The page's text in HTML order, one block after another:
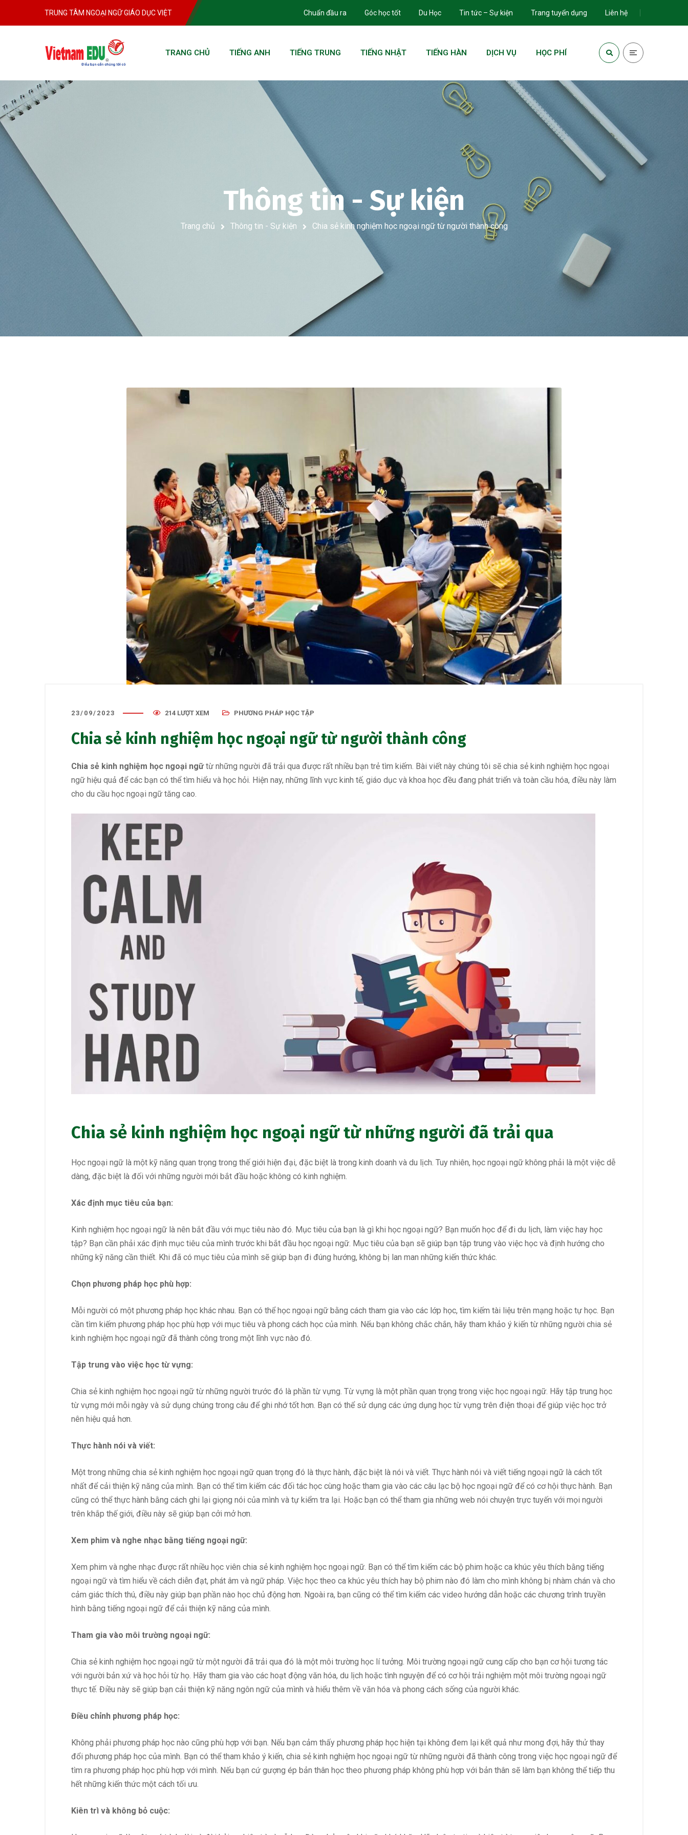
TRUNG TÂM NGOẠI NGỮ GIÁO DỤC VIỆT Chuẩn đầu ra Góc học tốt Du Học Tin tức – Sự kiện Trang tuyển dụng Liên hệ
TRANG CHỦ TIẾNG ANH TIẾNG TRUNG TIẾNG NHẬT TIẾNG HÀN DỊCH VỤ HỌC PHÍ
Thông tin - Sự kiện
Trang chủ Thông tin - Sự kiện Chia sẻ kinh nghiệm học ngoại ngữ từ người thành công
23/09/2023 214 LƯỢT XEM PHƯƠNG PHÁP HỌC TẬP
Chia sẻ kinh nghiệm học ngoại ngữ từ người thành công
Chia sẻ kinh nghiệm học ngoại ngữtừ những người đã trải qua được rất nhiều bạn trẻ tìm kiếm. Bài viết này chúng tôi sẽ chia sẻ kinh nghiệm học ngoại
ngữ hiệu quả để các bạn có thể tìm hiểu và học hỏi. Hiện nay, những lĩnh vực kinh tế, giáo dục và khoa học đều đang phát triển và toàn cầu hóa, điều này làm
cho du cầu học ngoại ngữ tăng cao.
Chia sẻ kinh nghiệm học ngoại ngữ từ những người đã trải qua
Học ngoại ngữ là một kỹ năng quan trọng trong thế giới hiện đại, đặc biệt là trong kinh doanh và du lịch. Tuy nhiên, học ngoại ngữ không phải là một việc dễ
dàng, đặc biệt là đối với những người mới bắt đầu hoặc không có kinh nghiệm.
Xác định mục tiêu của bạn:
Kinh nghiệm học ngoại ngữ là nên bắt đầu với mục tiêu nào đó. Mục tiêu của bạn là gì khi học ngoại ngữ? Bạn muốn học để đi du lịch, làm việc hay học
tập? Bạn cần phải xác định mục tiêu của mình trước khi bắt đầu học ngoại ngữ. Mục tiêu của bạn sẽ giúp bạn tập trung vào việc học và định hướng cho
những kỹ năng cần thiết. Khi đã có mục tiêu của mình sẽ giúp bạn đi đúng hướng, không bị lan man những kiến thức khác.
Chọn phương pháp học phù hợp:
Mỗi người có một phương pháp học khác nhau. Bạn có thể học ngoại ngữ bằng cách tham gia vào các lớp học, tìm kiếm tài liệu trên mạng hoặc tự học. Bạn
cần tìm kiếm phương pháp học phù hợp với mục tiêu và phong cách học của mình. Nếu bạn không chắc chắn, hãy tham khảo ý kiến từ những người chia sẻ
kinh nghiệm học ngoại ngữ đã thành công trong một lĩnh vực nào đó.
Tập trung vào việc học từ vựng:
Chia sẻ kinh nghiệm học ngoại ngữ từ những người trước đó là phần từ vựng. Từ vựng là một phần quan trọng trong việc học ngoại ngữ. Hãy tập trung học
từ vựng mới mỗi ngày và sử dụng chúng trong câu để ghi nhớ tốt hơn. Bạn có thể sử dụng các ứng dụng học từ vựng trên điện thoại để giúp việc học trở
nên hiệu quả hơn.
Thực hành nói và viết:
Một trong những chia sẻ kinh nghiệm học ngoại ngữ quan trọng đó là thực hành, đặc biệt là nói và viết. Thực hành nói và viết tiếng ngoại ngữ là cách tốt
nhất để cải thiện kỹ năng của mình. Bạn có thể tìm kiếm các đối tác học cùng hoặc tham gia vào các câu lạc bộ học ngoại ngữ để có cơ hội thực hành. Bạn
cũng có thể thực hành bằng cách ghi lại giọng nói của mình và tự kiểm tra lại. Hoặc bạn có thể tham gia những web nói chuyện trực tuyến với mọi người
trên khắp thế giới, điều này sẽ giúp bạn cởi mở hơn.
Xem phim và nghe nhạc bằng tiếng ngoại ngữ:
Xem phim và nghe nhạc được rất nhiều học viên chia sẻ kinh nghiệm học ngoại ngữ. Bạn có thể tìm kiếm các bộ phim hoặc ca khúc yêu thích bằng tiếng
ngoại ngữ và tìm hiểu về cách diễn đạt, phát âm và ngữ pháp. Việc học theo ca khúc yêu thích hay bộ phim nào đó làm cho mình không bị nhàm chán và cho
cảm giác thích thú, điều này giúp bạn phần nào học chủ động hơn. Ngoài ra, bạn cũng có thể tìm kiếm các video hướng dẫn hoặc các chương trình truyền
hình bằng tiếng ngoại ngữ để cải thiện kỹ năng của mình.
Tham gia vào môi trường ngoại ngữ:
Chia sẻ kinh nghiệm học ngoại ngữ từ một người đã trải qua đó là một môi trường học lí tưởng. Môi trường ngoại ngữ cung cấp cho bạn cơ hội tương tác
với người bản xứ và học hỏi từ họ. Hãy tham gia vào các hoạt động văn hóa, du lịch hoặc tình nguyện để có cơ hội trải nghiệm một môi trường ngoại ngữ
thực tế. Điều này sẽ giúp bạn cải thiện kỹ năng ngôn ngữ của mình và hiểu thêm về văn hóa và phong cách sống của người khác.
Điều chỉnh phương pháp học:
Không phải phương pháp học nào cũng phù hợp với bạn. Nếu bạn cảm thấy phương pháp học hiện tại không đem lại kết quả như mong đợi, hãy thử thay
đổi phương pháp học của mình. Bạn có thể tham khảo ý kiến, chia sẻ kinh nghiệm học ngoại ngữ từ những người đã thành công trong việc học ngoại ngữ để
tìm ra phương pháp học phù hợp với mình. Nếu bạn cứ gượng ép bản thân học theo phương pháp không phù hợp với bản thân sẽ làm bạn không thể tiếp thu
hết những kiến thức một cách tối ưu.
Kiên trì và không bỏ cuộc: